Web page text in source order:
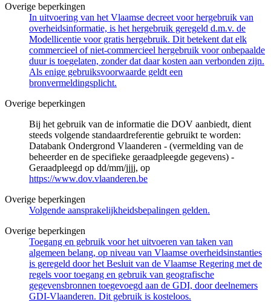
Overige beperkingen
In uitvoering van het Vlaamse decreet voor hergebruik van
overheidsinformatie, is het hergebruik geregeld d.m.v. de
Modellicentie voor gratis hergebruik. Dit betekent dat elk
commercieel of niet-commercieel hergebruik voor onbepaalde
duur is toegelaten, zonder dat daar kosten aan verbonden zijn.
Als enige gebruiksvoorwaarde geldt een
bronvermeldingsplicht.
Overige beperkingen
Bij het gebruik van de informatie die DOV aanbiedt, dient
steeds volgende standaardreferentie gebruikt te worden:
Databank Ondergrond Vlaanderen - (vermelding van de
beheerder en de specifieke geraadpleegde gegevens) -
Geraadpleegd op dd/mm/jjjj, op
https://www.dov.vlaanderen.be
Overige beperkingen
Volgende aansprakelijkheidsbepalingen gelden.
Overige beperkingen
Toegang en gebruik voor het uitvoeren van taken van
algemeen belang, op niveau van Vlaamse overheidsinstanties
is geregeld door het Besluit van de Vlaamse Regering met de
regels voor toegang en gebruik van geografische
gegevensbronnen toegevoegd aan de GDI, door deelnemers
GDI-Vlaanderen. Dit gebruik is kosteloos.